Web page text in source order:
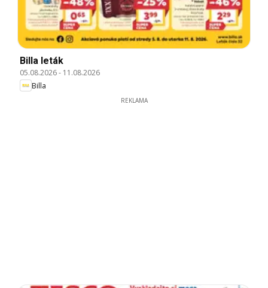
Billa leták
05.08.2026- 11.08.2026
Billa
REKLAMA